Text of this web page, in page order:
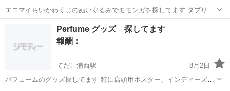
エニマイちいかわくじのぬいぐるみでモモンガを探してます ダブり等
でお持ちでしたら宜しくお願いします
買いたい/ください
Perfume グッズ 探してます
報酬：
てだこ浦西駅
8月2日
パフュームのグッズ探してます 特に店頭用ポスター、インディーズ時